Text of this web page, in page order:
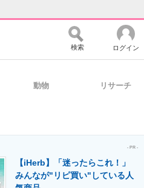
マーケ×ITの今がよく分かる
検索 ログイン
動物 リサーチ
- PR -
【iHerb】「迷ったらこれ！」
みんなが"リピ買い"している人